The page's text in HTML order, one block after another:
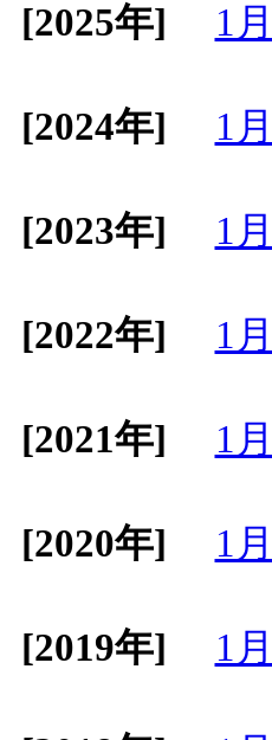
[2025年]
1月
[2024年]
1月
[2023年]
1月
[2022年]
1月
[2021年]
1月
[2020年]
1月
[2019年]
1月